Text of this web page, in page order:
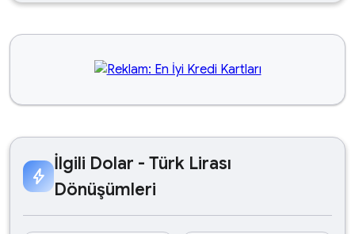
bolt
İlgili Dolar - Türk Lirası
Dönüşümleri